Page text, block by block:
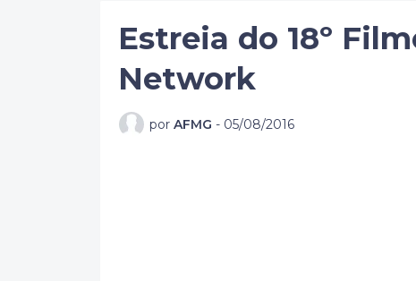
Estreia do 18º
Network
por AFMG - 05/08/2016